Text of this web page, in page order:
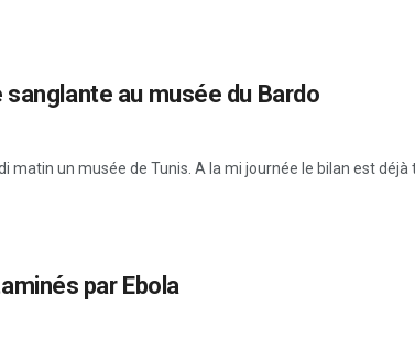
au musée du Bardo
un musée de Tunis. A la mi journée le bilan est déjà
par Ebola